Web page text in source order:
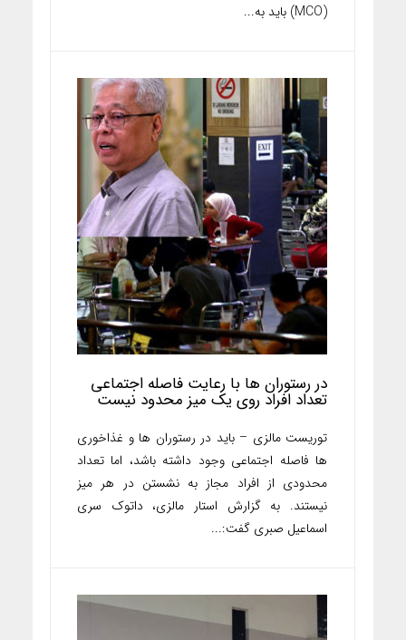
(MCO) باید به...
در رستوران ها با رعایت فاصله اجتماعی
تعداد افراد روی یک میز محدود نیست
توریست مالزی – باید در رستوران ها و غذاخوری
ها فاصله اجتماعی وجود داشته باشد، اما تعداد
محدودی از افراد مجاز به نشستن در هر میز
نیستند. به گزارش استار مالزی، داتوک سری
اسماعیل صبری گفت:...